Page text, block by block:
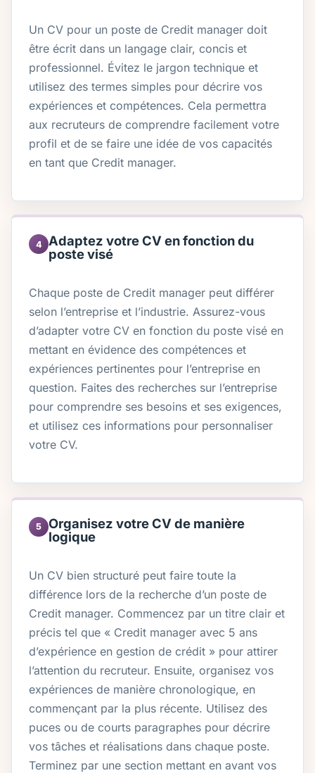
Un CV pour un poste de Credit manager doit
être écrit dans un langage clair, concis et
professionnel. Évitez le jargon technique et
utilisez des termes simples pour décrire vos
expériences et compétences. Cela permettra
aux recruteurs de comprendre facilement votre
profil et de se faire une idée de vos capacités
en tant que Credit manager.
4
Adaptez votre CV en fonction du
poste visé
Chaque poste de Credit manager peut différer
selon l’entreprise et l’industrie. Assurez-vous
d’adapter votre CV en fonction du poste visé en
mettant en évidence des compétences et
expériences pertinentes pour l’entreprise en
question. Faites des recherches sur l’entreprise
pour comprendre ses besoins et ses exigences,
et utilisez ces informations pour personnaliser
votre CV.
5
Organisez votre CV de manière
logique
Un CV bien structuré peut faire toute la
différence lors de la recherche d’un poste de
Credit manager. Commencez par un titre clair et
précis tel que « Credit manager avec 5 ans
d’expérience en gestion de crédit » pour attirer
l’attention du recruteur. Ensuite, organisez vos
expériences de manière chronologique, en
commençant par la plus récente. Utilisez des
puces ou de courts paragraphes pour décrire
vos tâches et réalisations dans chaque poste.
Terminez par une section mettant en avant vos